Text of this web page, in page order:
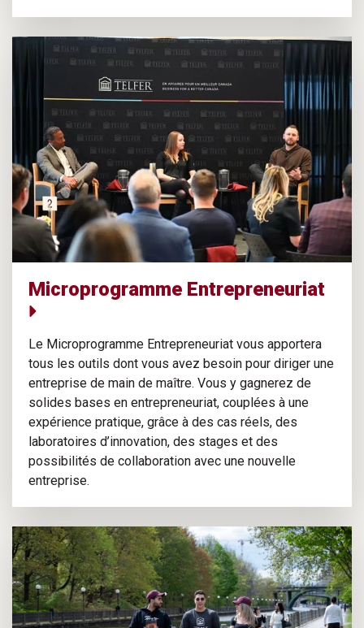
Microprogramme Entrepreneuriat
Le Microprogramme Entrepreneuriat vous apportera
tous les outils dont vous avez besoin pour diriger une
entreprise de main de maître. Vous y gagnerez de
solides bases en entrepreneuriat, couplées à une
expérience pratique, grâce à des cas réels, des
laboratoires d’innovation, des stages et des
possibilités de collaboration avec une nouvelle
entreprise.